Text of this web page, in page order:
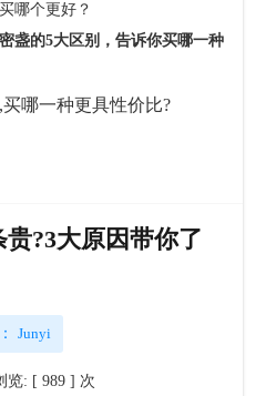
哪个更好？
盏的5大区别，告诉你买哪一种
?3大原因带你了
Junyi
览: [ 989 ] 次